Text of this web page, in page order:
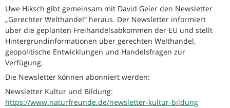
Uwe Hiksch gibt gemeinsam mit David Geier den Newsletter
„Gerechter Welthandel“ heraus. Der Newsletter informiert
über die geplanten Freihandelsabkommen der EU und stellt
Hintergrundinformationen über gerechten Welthandel,
geopolitische Entwicklungen und Handelsfragen zur
Verfügung.
Die Newsletter können abonniert werden:
Newsletter Kultur und Bildung:
https://www.naturfreunde.de/newsletter-kultur-bildung